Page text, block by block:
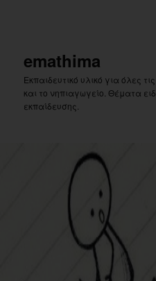
emathima
Εκπαιδευτικό υλικό για όλες
και το νηπιαγωγείο. Θέματα
εκπαίδευσης.